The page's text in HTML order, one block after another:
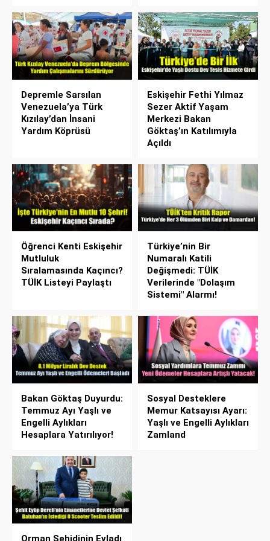
Depremle Sarsılan
Venezuela’ya Türk
Kızılay’dan İnsani
Yardım Köprüsü
Eskişehir Fethi Yılmaz
Sezer Aktif Yaşam
Merkezi Bakan
Göktaş’ın Katılımıyla
Açıldı
Öğrenci Kenti Eskişehir
Mutluluk
Sıralamasında Kaçıncı?
TÜİK Listeyi Paylaştı
Türkiye’nin Bir
Numaralı Katili
Değişmedi: TÜİK
Verilerinde "Dolaşım
Sistemi" Alarmı!
Bakan Göktaş Duyurdu:
Temmuz Ayı Yaşlı ve
Engelli Aylıkları
Hesaplara Yatırılıyor!
Sosyal Desteklere
Memur Katsayısı Ayarı:
Yaşlı ve Engelli Aylıkları
Zamland
Orman Şehidinin Evladı